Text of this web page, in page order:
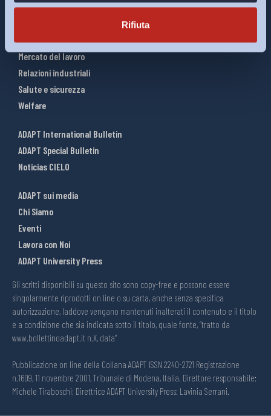
Rifiuta
Interventi ADAPT
Riforme del lavoro
Mercato del lavoro
Relazioni industriali
Salute e sicurezza
Welfare
ADAPT International Bulletin
ADAPT Special Bulletin
Noticias CIELO
ADAPT sui media
Chi Siamo
Eventi
Lavora con Noi
ADAPT University Press
Gli scritti disponibili su questo sito sono copy-free e possono essere
singolarmente riprodotti on line o su carta, anche senza specifica
autorizzazione, laddove vengano mantenuti inalterati il contenuto e il titolo
e a condizione che sia indicata sotto il titolo, quale fonte, “tratto da
www.bollettinoadapt.it n.X, data“
Pubblicazione on line della Collana ADAPT ISSN 2240-2721 Registrazione
n.1609, 11 novembre 2001, Tribunale di Modena, Italia. Direttore responsabile:
Michele Tiraboschi; Direttrice ADAPT University Press: Lavinia Serrani.